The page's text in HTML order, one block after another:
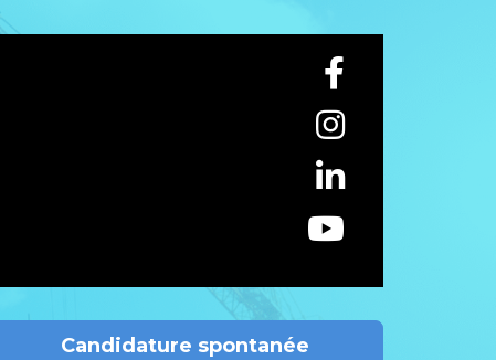
Candidature spontanée